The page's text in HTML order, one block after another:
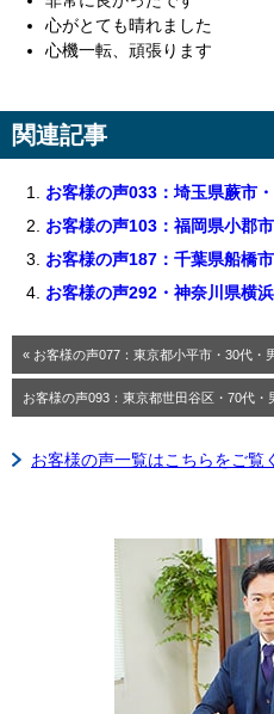
心がとても晴れました
心機一転、頑張ります
関連記事
お客様の声033：埼玉県蕨市
お客様の声103：福岡県小郡
お客様の声187：千葉県船橋
お客様の声292・神奈川県横
« お客様の声077：東京都小平市・30代・
お客様の声093：東京都世田谷区・70代・
お客様の声一覧はこちらをご覧